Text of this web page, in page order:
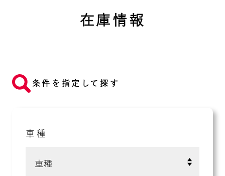
在庫情報
条件を指定して探す
車種